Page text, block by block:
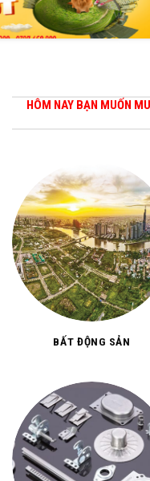
HÔM NAY BẠN MUỐN
BẤT ĐỘNG SẢN